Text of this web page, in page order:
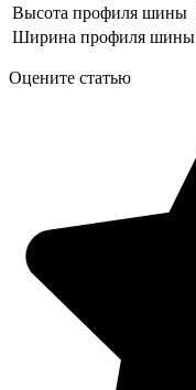
Высота профиля шины
Ширина профиля шины
Оцените статью